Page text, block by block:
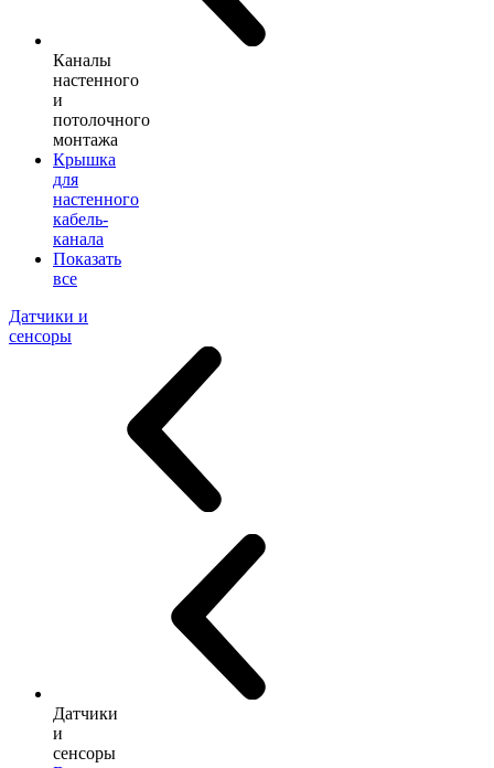
Каналы
настенного
и
потолочного
монтажа
Крышка
для
настенного
кабель-
канала
Показать
все
Датчики и
сенсоры
Датчики
и
сенсоры